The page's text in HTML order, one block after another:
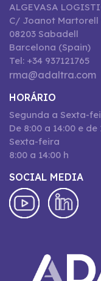
ALGEVASA
C/ Joanot Martorell
08203 Sabadell
Barcelona (Spain)
Tel: +34 937121765
rma@adaltra.com
HORÁRIO
Segunda a Sexta-
De 8:00 a 14:00 e de
Sexta-feira
8:00 a 14:00 h
SOCIAL MEDIA